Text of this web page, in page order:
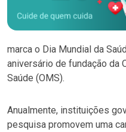
marca o Dia Mundial da
aniversário de fundação da
Saúde (OMS).
Anualmente, instituições
pesquisa promovem uma